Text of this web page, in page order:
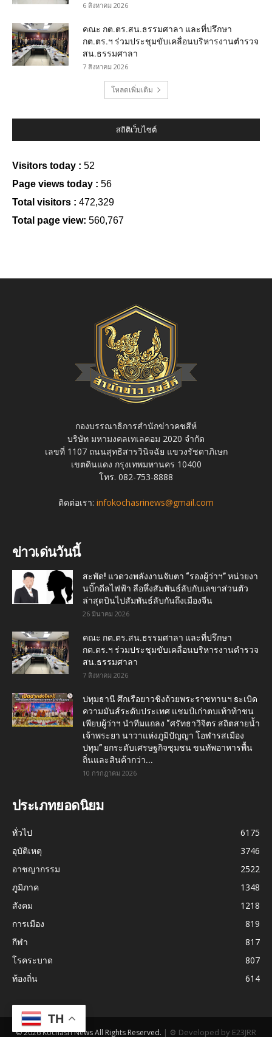
6 สิงหาคม 2026
คณะ กต.ตร.สน.ธรรมศาลา และที่ปรึกษา
กต.ตร.ฯ ร่วมประชุมขับเคลื่อนบริหารงานตำรวจ
สน.ธรรมศาลา
7 สิงหาคม 2026
โหลดเพิ่มเติม
สถิติเว็บไซต์
Visitors today : 52
Page views today : 56
Total visitors : 472,329
Total page view: 560,767
กองบรรณาธิการสำนักข่าวคชสีห์
บริษัท มหามงคลเทเลคอม 2020 จำกัด
เลขที่ 1107 ถนนสุทธิสารวินิจฉัย แขวงรัชดาภิเษก
เขตดินแดง กรุงเทพมหานคร 10400
โทร. 082-753-8888
ติดต่อเรา: infokochasrinews@gmail.com
ข่าวเด่นวันนี้
สะพัด! แวดวงพลังงานจับตา “รองผู้ว่าฯ” หน่วยงา
นบิ๊กดีลไฟฟ้า ลือหึ่งสัมพันธ์ลับกับเลขาส่วนตัว
ล่าสุดบินไปสัมพันธ์ลับกันถึงเมืองจีน
26 มีนาคม 2026
คณะ กต.ตร.สน.ธรรมศาลา และที่ปรึกษา
กต.ตร.ฯ ร่วมประชุมขับเคลื่อนบริหารงานตำรวจ
สน.ธรรมศาลา
7 สิงหาคม 2026
ปทุมธานี ศึกเรือยาวชิงถ้วยพระราชทานฯ sะเบิด
ความมันส์ระดับประเทศ แชมป์เก่าตบเท้าท้าชน
เพียบผู้ว่าฯ นำทีมแถลง “ศรัทธาวิจิตร สถิตสายน้ำ
เจ้าพระยา นาวาแห่งภูมิปัญญา โอฬารสเมือง
ปทุม” ยกระดับเศรษฐกิจชุมชน ขนทัพอาหารพื้น
ถิ่นและสินค้ากว่า...
10 กรกฎาคม 2026
ประเภทยอดนิยม
ทั่วไป
6175
อุบัติเหตุ
3746
อาชญากรรม
2522
ภูมิภาค
1348
สังคม
1218
การเมือง
819
กีฬา
817
โรคระบาด
807
ท้องถิ่น
614
© 2026 Kochasri News All Rights Reserved. | ⚙ Developed by E23JRR
TH